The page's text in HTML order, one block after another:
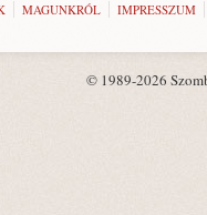
MAGUNKRÓL IMPRESSZUM
© 1989-2026